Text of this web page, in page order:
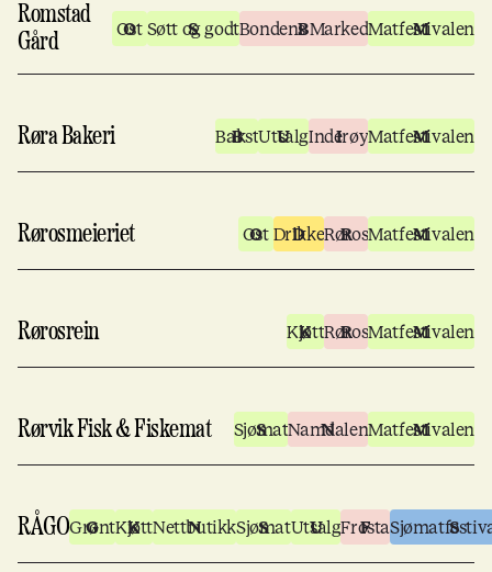
Romstad
Gård
Ost Søtt og godtBondens MarkedMatfestivalen
Røra Bakeri BakstUtsalgInderøyMatfestivalen
Rørosmeieriet Ost DrikkeRørosMatfestivalen
Rørosrein KjøttRørosMatfestivalen
Rørvik Fisk & Fiskemat SjømatNamdalenMatfestivalen
RÅGOGrøntKjøttNettbutikkSjømatUtsalgFrosta